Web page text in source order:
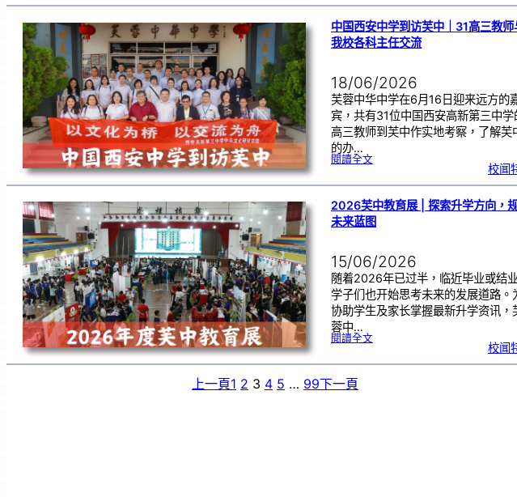
｜
卖
预
售
已
开
展
中国西安中学到访芙中｜31高三教师
我校各科主任交流
18/06/2026
芙蓉中华中学在6月16日迎来远方的
宾，共有31位中国西安高新第三中学
高三教师到芙中作实地考察，了解芙
的办…
閱讀全文:中
中
到
访
芙
中
｜
3
1
师
与
我
校
各
科
主
任
交
流
校闻
2026芙中教育展 | 探索升学方向，
未来蓝图
15/06/2026
随着2026年已过半，临近毕业或结
学子们也开始思考未来的发展道路。
协助学生及家长掌握最新升学资讯，
蓉中…
閱讀全文:2
芙
校闻
上一頁1 2 3 4 5 … 99下一頁